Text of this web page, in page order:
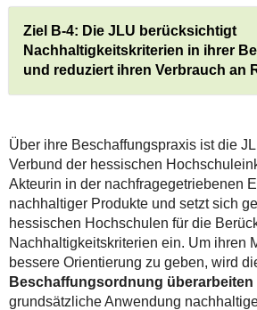
Ziel B-4: Die JLU berücksichtigt
Nachhaltigkeitskriterien in ihrer
und reduziert ihren Verbrauch an
Über ihre Beschaffungspraxis ist die
Verbund der hessischen
Akteurin in der nachfragegetriebenen
nachhaltiger Produkte und setzt sich
hessischen Hochschulen für die
Nachhaltigkeitskriterien ein. Um ihren
bessere Orientierung zu geben, wird
Beschaffungsordnung überarbeiten
grundsätzliche Anwendung